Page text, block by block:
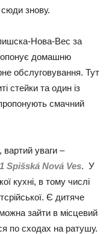
знову.
Нова-Вес за
домашню
обслуговування. Тут
стейки та один із
смачний
уваги –
Spišská Nová Ves. У
кухні, в тому числі
Є дитяче
зайти в місцевий
по сходах на ратушу.